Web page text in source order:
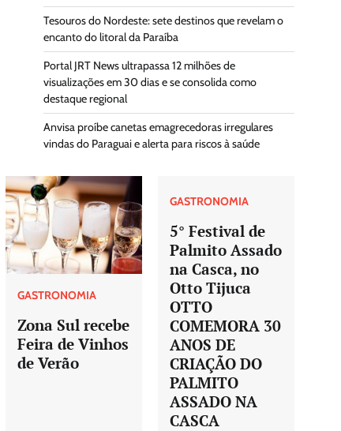
Tesouros do Nordeste: sete destinos que revelam o
encanto do litoral da Paraíba
Portal JRT News ultrapassa 12 milhões de
visualizações em 30 dias e se consolida como
destaque regional
Anvisa proíbe canetas emagrecedoras irregulares
vindas do Paraguai e alerta para riscos à saúde
GASTRONOMIA
Zona Sul recebe
Feira de Vinhos
de Verão
GASTRONOMIA
5° Festival de
Palmito Assado
na Casca, no
Otto Tijuca
OTTO
COMEMORA 30
ANOS DE
CRIAÇÃO DO
PALMITO
ASSADO NA
CASCA